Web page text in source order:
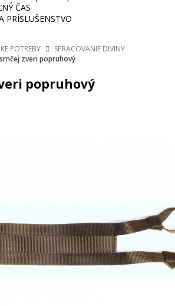
ČAS
PRÍSLUŠENSTVO
POTREBY
SPRACOVANIE DIVINY
zveri popruhový
popruhový